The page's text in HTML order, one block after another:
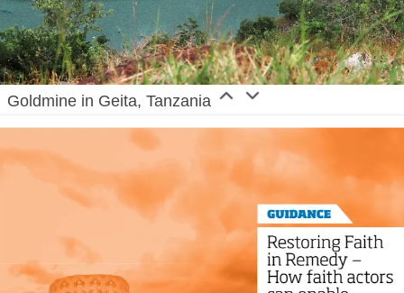
Goldmine in Geita, Tanzania